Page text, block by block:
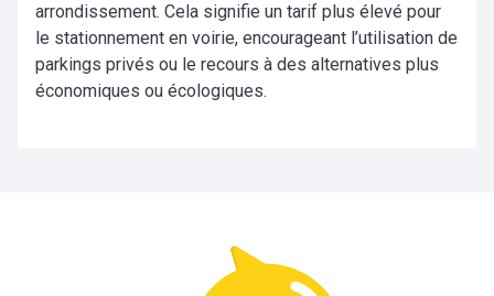
arrondissement. Cela signifie un tarif plus élevé pour
le stationnement en voirie, encourageant l’utilisation de
parkings privés ou le recours à des alternatives plus
économiques ou écologiques.